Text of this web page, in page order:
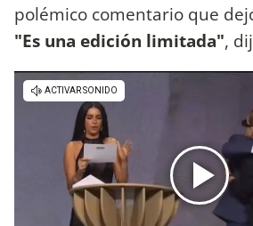
polémico comentario que
"Es una edición limitada",